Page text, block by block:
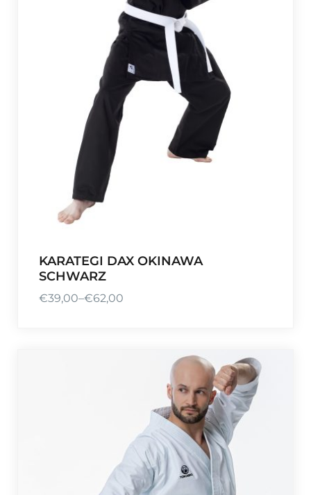
KARATEGI DAX OKINAWA
SCHWARZ
€39,00–€62,00
P